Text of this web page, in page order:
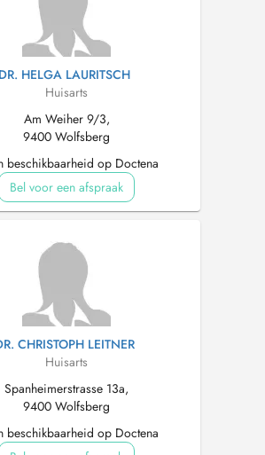
DR. HELGA LAURITSCH
Huisarts
Am Weiher 9/3,
9400 Wolfsberg
beschikbaarheid op Doctena
Bel voor een afspraak
CHRISTOPH LEITNER
Huisarts
Spanheimerstrasse 13a,
9400 Wolfsberg
beschikbaarheid op Doctena